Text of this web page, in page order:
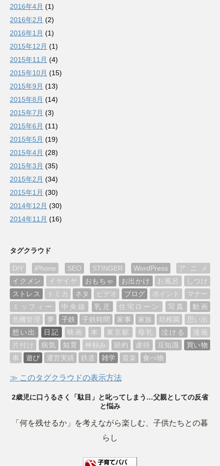
2016年4月 (1)
2016年2月 (2)
2016年1月 (1)
2015年12月 (1)
2015年11月 (4)
2015年10月 (15)
2015年9月 (13)
2015年8月 (14)
2015年7月 (3)
2015年6月 (11)
2015年5月 (19)
2015年4月 (28)
2015年3月 (35)
2015年2月 (34)
2015年1月 (30)
2014年12月 (30)
2014年11月 (16)
タグクラウド
DIY iPhone SEO STINGER WordPress
アニメ
イクメン
イヤイヤ おもちゃ お出かけ お風呂
しつけ
ストレス
トミカ ネタ ビデオ ブログ ポイント
マナー
ミッフィー
中央線 乳児 住宅ローン 写真
動画
危機管理
夢 子鉄 子鉄時間 家事 家族 幼稚園
思い出
想い出
日記 映画 本 東京駅 母乳 泣ける
漫画
片付け
病気 知育 神頼み 節約 虐待 豆知識
買い物
車
遊び 運営実績 鉄道 雑学 音楽 食べ物
≫ このタグクラウドの表示方法
2歳児に口うるさく「駄目」と叱ってしまう…父親としての反省
と悩み
「何を残せるか」を考えながら楽しむ、子供たちとの暮
らし